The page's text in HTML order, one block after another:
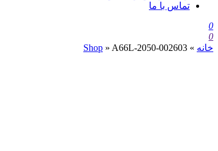
تماس با ما
0
0
خانه »
Shop » A66L-2050-002603